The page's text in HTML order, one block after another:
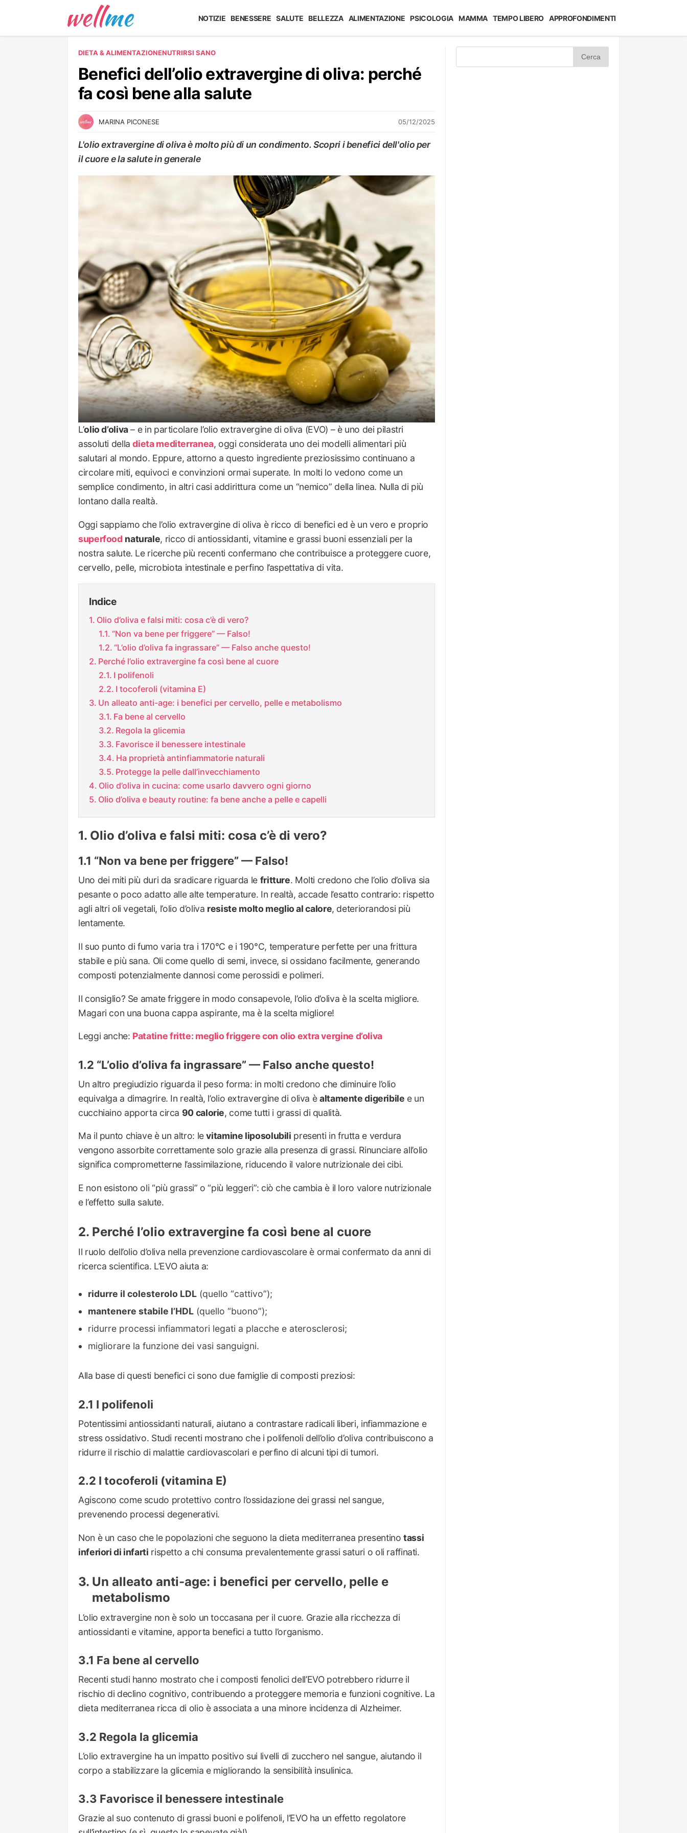
NOTIZIE BENESSERE SALUTE BELLEZZA ALIMENTAZIONE PSICOLOGIA MAMMA TEMPO LIBERO APPROFONDIMENTI
DIETA & ALIMENTAZIONENUTRIRSI SANO
Benefici dell’olio extravergine di oliva: perché
fa così bene alla salute
MARINA PICONESE 05/12/2025
L'olio extravergine di oliva è molto più di un condimento. Scopri i benefici dell'olio per
il cuore e la salute in generale
L’olio d’oliva– e in particolare l’olio extravergine di oliva (EVO) – è uno dei pilastri
assoluti delladieta mediterranea, oggi considerata uno dei modelli alimentari più
salutari al mondo. Eppure, attorno a questo ingrediente preziosissimo continuano a
circolare miti, equivoci e convinzioni ormai superate. In molti lo vedono come un
semplice condimento, in altri casi addirittura come un “nemico” della linea. Nulla di più
lontano dalla realtà.
Oggi sappiamo che l’olio extravergine di oliva è ricco di benefici ed è un vero e proprio
superfood naturale, ricco di antiossidanti, vitamine e grassi buoni essenziali per la
nostra salute. Le ricerche più recenti confermano che contribuisce a proteggere cuore,
cervello, pelle, microbiota intestinale e perfino l’aspettativa di vita.
Indice
Olio d’oliva e falsi miti: cosa c’è di vero?
“Non va bene per friggere” — Falso!
“L’olio d’oliva fa ingrassare” — Falso anche questo!
Perché l’olio extravergine fa così bene al cuore
I polifenoli
I tocoferoli (vitamina E)
Un alleato anti-age: i benefici per cervello, pelle e metabolismo
Fa bene al cervello
Regola la glicemia
Favorisce il benessere intestinale
Ha proprietà antinfiammatorie naturali
Protegge la pelle dall’invecchiamento
Olio d’oliva in cucina: come usarlo davvero ogni giorno
Olio d’oliva e beauty routine: fa bene anche a pelle e capelli
Olio d’oliva e falsi miti: cosa c’è di vero?
“Non va bene per friggere” — Falso!
Uno dei miti più duri da sradicare riguarda le fritture. Molti credono che l’olio d’oliva sia
pesante o poco adatto alle alte temperature. In realtà, accade l’esatto contrario: rispetto
agli altri oli vegetali, l’olio d’oliva resiste molto meglio al calore, deteriorandosi più
lentamente.
Il suo punto di fumo varia tra i 170°C e i 190°C, temperature perfette per una frittura
stabile e più sana. Oli come quello di semi, invece, si ossidano facilmente, generando
composti potenzialmente dannosi come perossidi e polimeri.
Il consiglio? Se amate friggere in modo consapevole, l’olio d’oliva è la scelta migliore.
Magari con una buona cappa aspirante, ma è la scelta migliore!
Leggi anche: Patatine fritte: meglio friggere con olio extra vergine d’oliva
“L’olio d’oliva fa ingrassare” — Falso anche questo!
Un altro pregiudizio riguarda il peso forma: in molti credono che diminuire l’olio
equivalga a dimagrire. In realtà, l’olio extravergine di oliva èaltamente digeribile e un
cucchiaino apporta circa 90 calorie, come tutti i grassi di qualità.
Ma il punto chiave è un altro: levitamine liposolubili presenti in frutta e verdura
vengono assorbite correttamente solo grazie alla presenza di grassi. Rinunciare all’olio
significa comprometterne l’assimilazione, riducendo il valore nutrizionale dei cibi.
E non esistono oli “più grassi” o “più leggeri”: ciò che cambia è il loro valore nutrizionale
e l’effetto sulla salute.
Perché l’olio extravergine fa così bene al cuore
Il ruolo dell’olio d’oliva nella prevenzione cardiovascolare è ormai confermato da anni di
ricerca scientifica. L’EVO aiuta a:
ridurre il colesterolo LDL (quello “cattivo”);
mantenere stabile l’HDL (quello “buono”);
ridurre processi infiammatori legati a placche e aterosclerosi;
migliorare la funzione dei vasi sanguigni.
Alla base di questi benefici ci sono due famiglie di composti preziosi:
I polifenoli
Potentissimi antiossidanti naturali, aiutano a contrastare radicali liberi, infiammazione e
stress ossidativo. Studi recenti mostrano che i polifenoli dell’olio d’oliva contribuiscono a
ridurre il rischio di malattie cardiovascolari e perfino di alcuni tipi di tumori.
I tocoferoli (vitamina E)
Agiscono come scudo protettivo contro l’ossidazione dei grassi nel sangue,
prevenendo processi degenerativi.
Non è un caso che le popolazioni che seguono la dieta mediterranea presentinotassi
inferiori di infarti rispetto a chi consuma prevalentemente grassi saturi o oli raffinati.
Un alleato anti-age: i benefici per cervello, pelle e
metabolismo
L’olio extravergine non è solo un toccasana per il cuore. Grazie alla ricchezza di
antiossidanti e vitamine, apporta benefici a tutto l’organismo.
Fa bene al cervello
Recenti studi hanno mostrato che i composti fenolici dell’EVO potrebbero ridurre il
rischio di declino cognitivo, contribuendo a proteggere memoria e funzioni cognitive. La
dieta mediterranea ricca di olio è associata a una minore incidenza di Alzheimer.
Regola la glicemia
L’olio extravergine ha un impatto positivo sui livelli di zucchero nel sangue, aiutando il
corpo a stabilizzare la glicemia e migliorando la sensibilità insulinica.
Favorisce il benessere intestinale
Grazie al suo contenuto di grassi buoni e polifenoli, l’EVO ha un effetto regolatore